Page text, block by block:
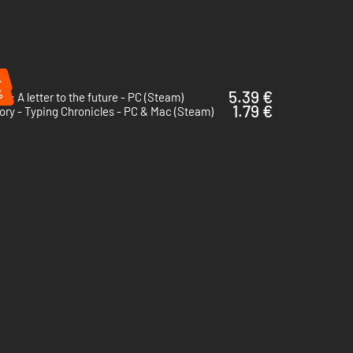
hilfst den lokalen Farmern mit ihren Tieren oder
ins Leben deines Menschen zurück.
A letter to the future - PC (Steam)
5.39 €
- Typing Chronicles - PC & Mac (Steam)
1.79 €